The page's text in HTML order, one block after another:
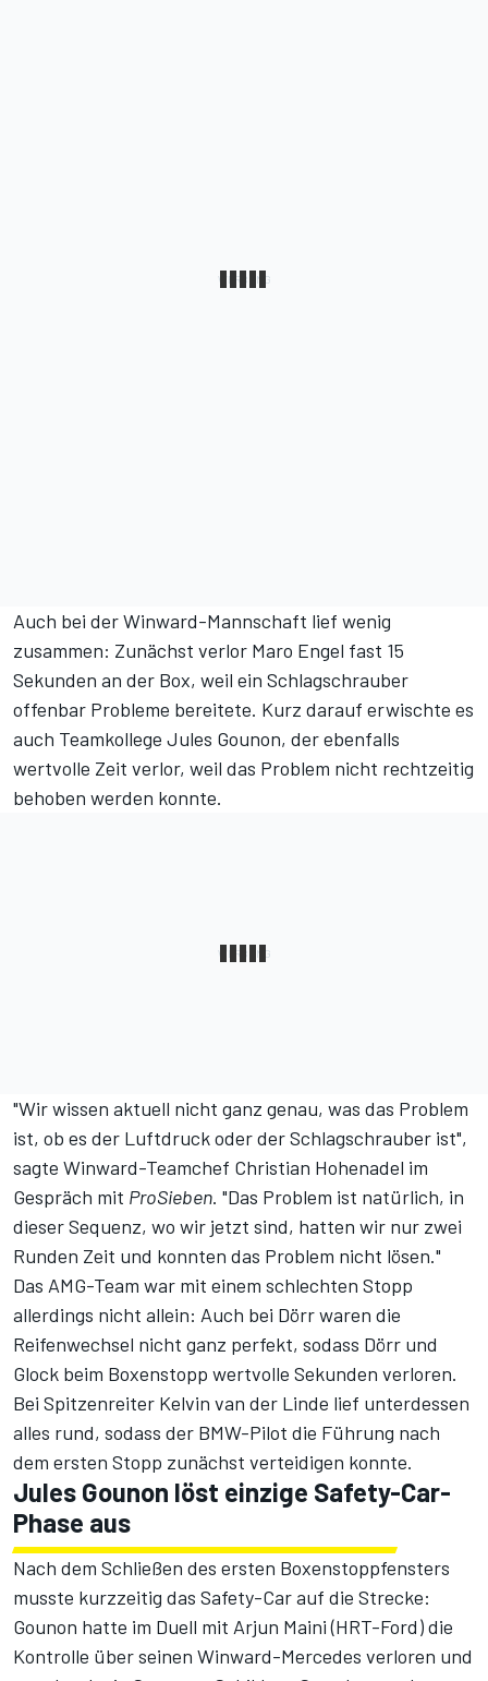
Auch bei der Winward-Mannschaft lief wenig
zusammen: Zunächst verlor Maro Engel fast 15
Sekunden an der Box, weil ein Schlagschrauber
offenbar Probleme bereitete. Kurz darauf erwischte es
auch Teamkollege Jules Gounon, der ebenfalls
wertvolle Zeit verlor, weil das Problem nicht rechtzeitig
behoben werden konnte.
"Wir wissen aktuell nicht ganz genau, was das Problem
ist, ob es der Luftdruck oder der Schlagschrauber ist",
sagte Winward-Teamchef Christian Hohenadel im
Gespräch mit ProSieben. "Das Problem ist natürlich, in
dieser Sequenz, wo wir jetzt sind, hatten wir nur zwei
Runden Zeit und konnten das Problem nicht lösen."
Das AMG-Team war mit einem schlechten Stopp
allerdings nicht allein: Auch bei Dörr waren die
Reifenwechsel nicht ganz perfekt, sodass Dörr und
Glock beim Boxenstopp wertvolle Sekunden verloren.
Bei Spitzenreiter Kelvin van der Linde lief unterdessen
alles rund, sodass der BMW-Pilot die Führung nach
dem ersten Stopp zunächst verteidigen konnte.
Jules Gounon löst einzige Safety-Car-
Phase aus
Nach dem Schließen des ersten Boxenstoppfensters
musste kurzzeitig das Safety-Car auf die Strecke:
Gounon hatte im Duell mit Arjun Maini (HRT-Ford) die
Kontrolle über seinen Winward-Mercedes verloren und